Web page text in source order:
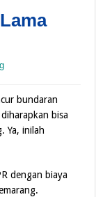
bundaran
bisa
Ya, inilah
dengan biaya